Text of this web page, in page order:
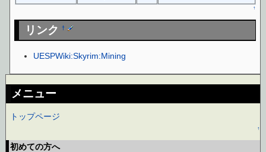
↑
リンク†
UESPWiki:Skyrim:Mining
メニュー
トップページ
↑
初めての方へ